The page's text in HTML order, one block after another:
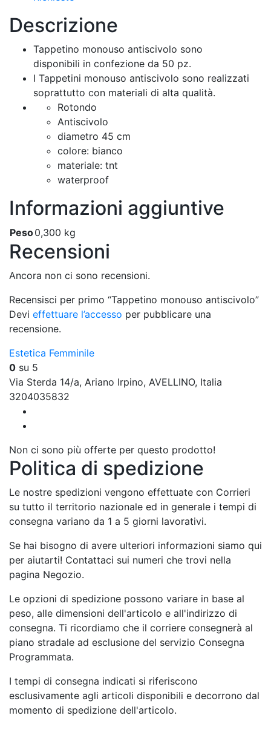
Descrizione
Tappetino monouso antiscivolo sono
disponibili in confezione da 50 pz.
I Tappetini monouso antiscivolo sono realizzati
soprattutto con materiali di alta qualità.
Rotondo
Antiscivolo
diametro 45 cm
colore: bianco
materiale: tnt
waterproof
Informazioni aggiuntive
Peso0,300 kg
Recensioni
Ancora non ci sono recensioni.
Recensisci per primo “Tappetino monouso antiscivolo”
Devi effettuare l’accesso per pubblicare una
recensione.
Estetica Femminile
0 su 5
Via Sterda 14/a, Ariano Irpino, AVELLINO, Italia
3204035832
Non ci sono più offerte per questo prodotto!
Politica di spedizione
Le nostre spedizioni vengono effettuate con Corrieri
su tutto il territorio nazionale ed in generale i tempi di
consegna variano da 1 a 5 giorni lavorativi.
Se hai bisogno di avere ulteriori informazioni siamo qui
per aiutarti! Contattaci sui numeri che trovi nella
pagina Negozio.
Le opzioni di spedizione possono variare in base al
peso, alle dimensioni dell'articolo e all'indirizzo di
consegna. Ti ricordiamo che il corriere consegnerà al
piano stradale ad esclusione del servizio Consegna
Programmata.
I tempi di consegna indicati si riferiscono
esclusivamente agli articoli disponibili e decorrono dal
momento di spedizione dell'articolo.